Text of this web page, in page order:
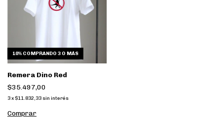
10% COMPRANDO 3 O MÁS
Remera Dino Red
$35.497,00
3x $11.832,33 sin interés
Comprar